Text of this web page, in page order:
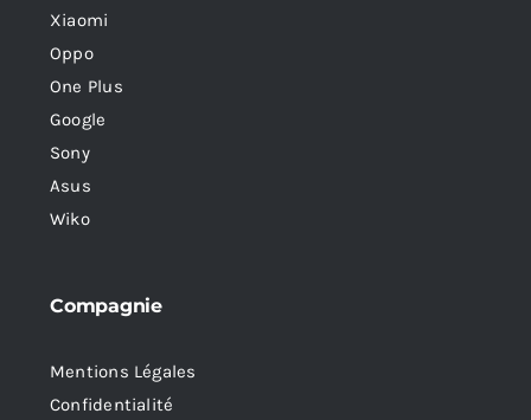
Xiaomi
Oppo
One Plus
Google
Sony
Asus
Wiko
Compagnie
Mentions Légales
Confidentialité